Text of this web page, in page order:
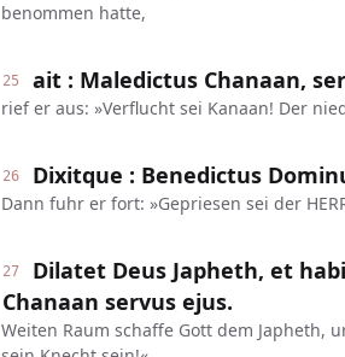
benommen hatte,
25 ait : Maledictus Chanaan,
rief er aus: »Verflucht sei Kanaan! Der
26 Dixitque : Benedictus
Dann fuhr er fort: »Gepriesen sei der
27
Dilatet Deus Japheth, et
Chanaan servus ejus.
Weiten Raum schaffe Gott dem Japheth,